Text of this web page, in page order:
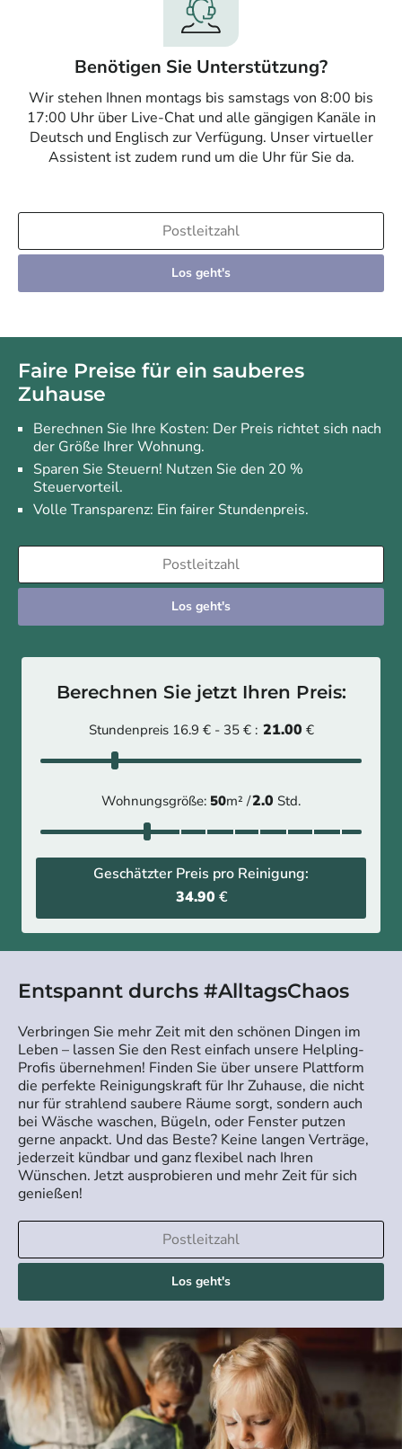
Benötigen Sie Unterstützung?
Wir stehen Ihnen montags bis samstags von 8:00 bis
17:00 Uhr über Live-Chat und alle gängigen Kanäle in
Deutsch und Englisch zur Verfügung. Unser virtueller
Assistent ist zudem rund um die Uhr für Sie da.
Los geht's
Faire Preise für ein sauberes
Zuhause
Berechnen Sie Ihre Kosten: Der Preis richtet sich nach
der Größe Ihrer Wohnung.
Sparen Sie Steuern! Nutzen Sie den 20 %
Steuervorteil.
Volle Transparenz: Ein fairer Stundenpreis.
Los geht's
Berechnen Sie jetzt Ihren Preis:
Stundenpreis 16.9 € - 35 € : 21.00 €
Wohnungsgröße: 50m² /2.0 Std.
Geschätzter Preis pro Reinigung:
34.90 €
Entspannt durchs #AlltagsChaos
Verbringen Sie mehr Zeit mit den schönen Dingen im
Leben – lassen Sie den Rest einfach unsere Helpling-
Profis übernehmen! Finden Sie über unsere Plattform
die perfekte Reinigungskraft für Ihr Zuhause, die nicht
nur für strahlend saubere Räume sorgt, sondern auch
bei Wäsche waschen, Bügeln, oder Fenster putzen
gerne anpackt. Und das Beste? Keine langen Verträge,
jederzeit kündbar und ganz flexibel nach Ihren
Wünschen. Jetzt ausprobieren und mehr Zeit für sich
genießen!
Los geht's